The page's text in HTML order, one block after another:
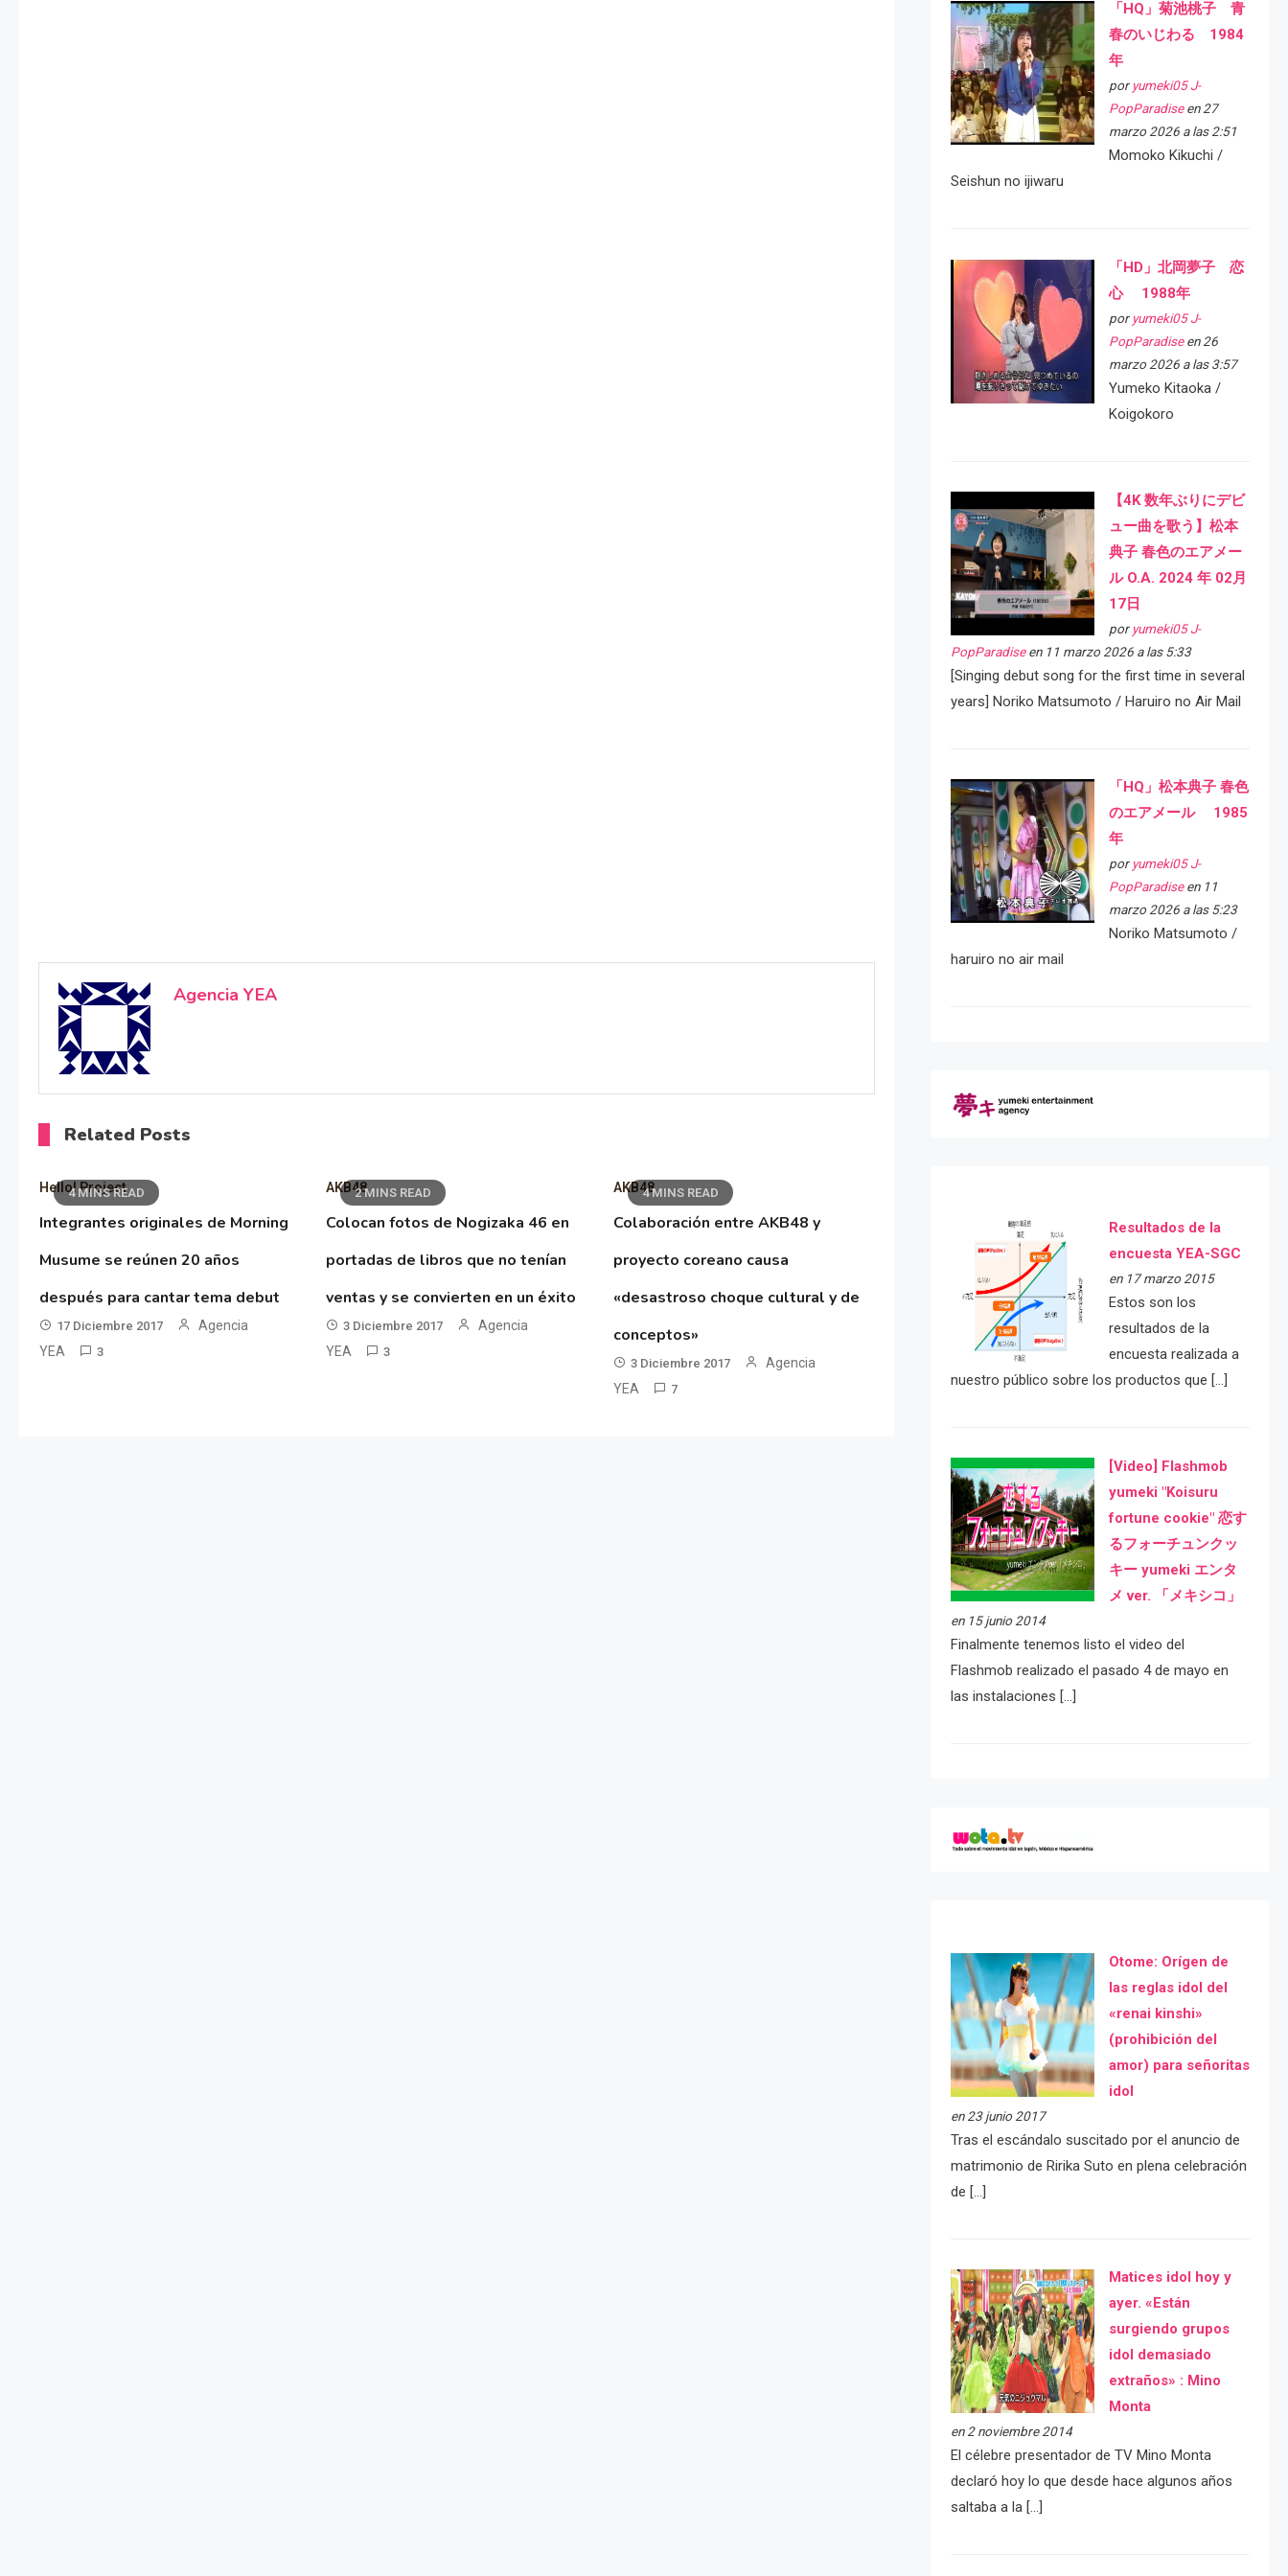
Agencia YEA
Related Posts
4 MINS READ
Hello! Project
Integrantes originales de Morning
Musume se reúnen 20 años
después para cantar tema debut
17 Diciembre 2017
Agencia
YEA
3
2 MINS READ
AKB48
Colocan fotos de Nogizaka 46 en
portadas de libros que no tenían
ventas y se convierten en un éxito
3 Diciembre 2017
Agencia
YEA
3
4 MINS READ
AKB48
Colaboración entre AKB48 y
proyecto coreano causa
«desastroso choque cultural y de
conceptos»
3 Diciembre 2017
Agencia
YEA
7
「HQ」菊池桃子 青
春のいじわる 1984
年
por yumeki05 J-
PopParadiseen 27
marzo 2026 a las 2:51
Momoko Kikuchi /
Seishun no ijiwaru
「HD」北岡夢子 恋
心 1988年
por yumeki05 J-
PopParadiseen 26
marzo 2026 a las 3:57
Yumeko Kitaoka /
Koigokoro
【4K 数年ぶりにデビ
ュー曲を歌う】松本
典子 春色のエアメー
ル O.A. 2024 年 02月
17日
por yumeki05 J-
PopParadiseen 11 marzo 2026 a las 5:33
[Singing debut song for the first time in several
years] Noriko Matsumoto / Haruiro no Air Mail
「HQ」松本典子 春色
のエアメール 1985
年
por yumeki05 J-
PopParadiseen 11
marzo 2026 a las 5:23
Noriko Matsumoto /
haruiro no air mail
Resultados de la
encuesta YEA-SGC
en 17 marzo 2015
Estos son los
resultados de la
encuesta realizada a
nuestro público sobre los productos que […]
[Video] Flashmob
yumeki "Koisuru
fortune cookie" 恋す
るフォーチュンクッ
キー yumeki エンタ
メ ver. 「メキシコ」
en 15 junio 2014
Finalmente tenemos listo el video del
Flashmob realizado el pasado 4 de mayo en
las instalaciones […]
Otome: Orígen de
las reglas idol del
«renai kinshi»
(prohibición del
amor) para señoritas
idol
en 23 junio 2017
Tras el escándalo suscitado por el anuncio de
matrimonio de Ririka Suto en plena celebración
de […]
Matices idol hoy y
ayer. «Están
surgiendo grupos
idol demasiado
extraños» : Mino
Monta
en 2 noviembre 2014
El célebre presentador de TV Mino Monta
declaró hoy lo que desde hace algunos años
saltaba a la […]